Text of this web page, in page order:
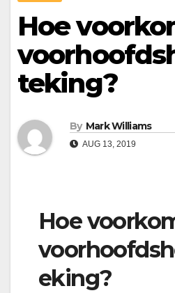
Hoe
teking?
By Mark Williams
AUG 13, 2019
Hoe
eking?